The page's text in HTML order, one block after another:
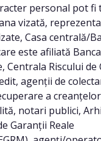
personal pot fi
vizată,
Casa centrală/
este afiliată
Centrala Riscului de
agenții de
a
notari publici,
Garanții Reale